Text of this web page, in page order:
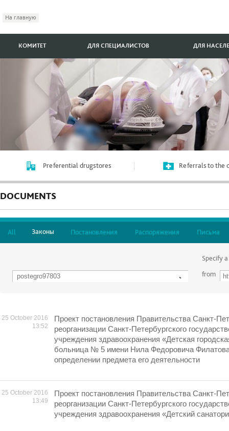
На главную
КОМИТЕТ ДЛЯ СПЕЦИАЛИСТОВ ДЛЯ
Preferential drugstores Referrals to the
DOCUMENTS
All Законы Постановления Распоряжения Письма
Specify
from
25 October 2016
13:52
Проект постановления Правительства Санкт-
реорганизации Санкт-Петербургского
учреждения здравоохранения «Детская
больница № 5 имени Нила Федоровича
определении предмета его деятельности
25 October 2016
13:49
Проект постановления Правительства Санкт-
реорганизации Санкт-Петербургского
учреждения здравоохранения «Детский